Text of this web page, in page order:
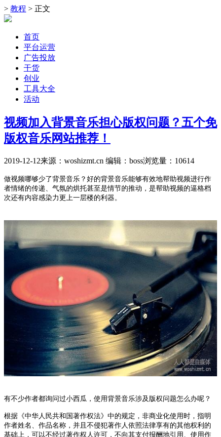
> 教程 > 正文
首页
平台运营
广告投放
干货
创业
工具大全
活动
视频加入背景音乐担心版权问题？五个免
版权音乐网站推荐！
2019-12-12来源：woshizmt.cn 编辑：boss浏览量： 10614
做视频哪够少了背景音乐？好的背景音乐能够有效地帮助视频进行作
者情绪的传递、气氛的烘托甚至是情节的推动，是帮助视频的逼格档
次还有内容感染力更上一层楼的利器。
有不少作者都询问过小西瓜，使用背景音乐涉及版权问题怎么办呢？
根据《中华人民共和国著作权法》中的规定，非商业化使用时，指明
作者姓名、作品名称，并且不侵犯著作人依照法律享有的其他权利的
基础上，可以不经过著作权人许可，不向其支付报酬地引用、使用作